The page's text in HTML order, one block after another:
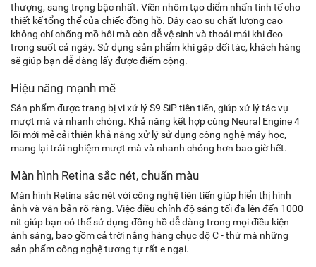
thượng, sang trọng bậc nhất. Viền nhôm tạo điểm nhấn tinh tế cho
thiết kế tổng thể của chiếc đồng hồ. Dây cao su chất lượng cao
không chỉ chống mồ hôi mà còn dễ vệ sinh và thoải mái khi đeo
trong suốt cả ngày. Sử dụng sản phẩm khi gặp đối tác, khách hàng
sẽ giúp bạn dễ dàng lấy được điểm cộng.
Hiệu năng mạnh mẽ
Sản phẩm được trang bị vi xử lý S9 SiP tiên tiến, giúp xử lý tác vụ
mượt mà và nhanh chóng. Khả năng kết hợp cùng Neural Engine 4
lõi mới mẻ cải thiện khả năng xử lý sử dụng công nghệ máy học,
mang lại trải nghiệm mượt mà và nhanh chóng hơn bao giờ hết.
Màn hình Retina sắc nét, chuẩn màu
Màn hình Retina sắc nét với công nghệ tiên tiến giúp hiển thị hình
ảnh và văn bản rõ ràng. Việc điều chỉnh độ sáng tối đa lên đến 1000
nit giúp bạn có thể sử dụng đồng hồ dễ dàng trong mọi điều kiện
ánh sáng, bao gồm cả trời nắng hàng chục độ C - thứ mà những
sản phẩm công nghệ tương tự rất e ngại.